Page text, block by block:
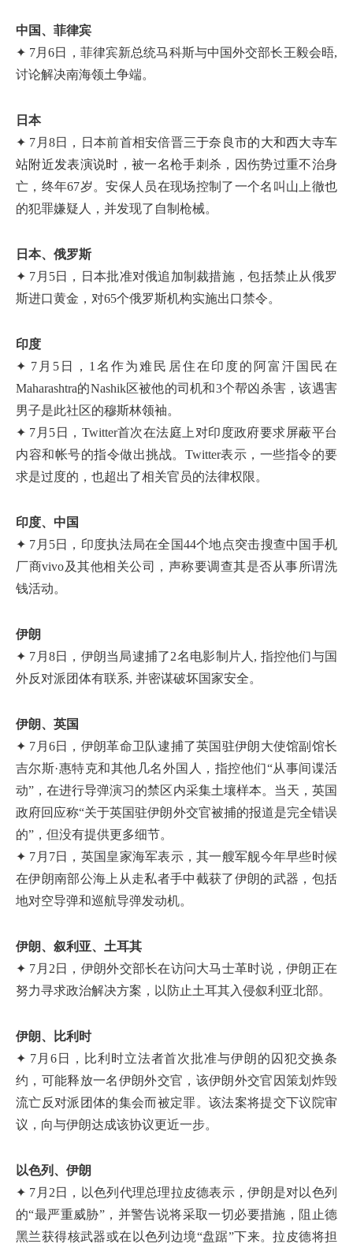
中国、菲律宾
✦ 7月6日，菲律宾新总统马科斯与中国外交部长王毅会晤,
讨论解决南海领土争端。
日本
✦ 7月8日，日本前首相安倍晋三于奈良市的大和西大寺车
站附近发表演说时 ，被一名枪手刺杀，因伤势过重不治身
亡，终年67岁。安保人员在现场控制了一个名叫山上徹也
的犯罪嫌疑人，并发现了自制枪械。
日本、俄罗斯
✦ 7月5日，日本批准对俄追加制裁措施，包括禁止从俄罗
斯进口黄金，对65个俄罗斯机构实施出口禁令。
印度
✦ 7月5日，1名作为难民居住在印度的阿富汗国民在
Maharashtra的Nashik区被他的司机和3个帮凶杀害，该遇害
男子是此社区的穆斯林领袖。
✦ 7月5日，Twitter首次在法庭上对印度政府要求屏蔽平台
内容和帐号的指令做出挑战。Twitter表示，一些指令的要
求是过度的，也超出了相关官员的法律权限。
印度、中国
✦ 7月5日，印度执法局在全国44个地点突击搜查中国手机
厂商vivo及其他相关公司，声称要调查其是否从事所谓洗
钱活动。
伊朗
✦ 7月8日，伊朗当局逮捕了2名电影制片人, 指控他们与国
外反对派团体有联系, 并密谋破坏国家安全。
伊朗、英国
✦ 7月6日，伊朗革命卫队逮捕了英国驻伊朗大使馆副馆长
吉尔斯·惠特克和其他几名外国人，指控他们“从事间谍活
动”，在进行导弹演习的禁区内采集土壤样本。当天，英国
政府回应称“关于英国驻伊朗外交官被捕的报道是完全错误
的”，但没有提供更多细节。
✦ 7月7日，英国皇家海军表示，其一艘军舰今年早些时候
在伊朗南部公海上从走私者手中截获了伊朗的武器，包括
地对空导弹和巡航导弹发动机。
伊朗、叙利亚、土耳其
✦ 7月2日，伊朗外交部长在访问大马士革时说，伊朗正在
努力寻求政治解决方案，以防止土耳其入侵叙利亚北部。
伊朗、比利时
✦ 7月6日，比利时立法者首次批准与伊朗的囚犯交换条
约，可能释放一名伊朗外交官，该伊朗外交官因策划炸毁
流亡反对派团体的集会而被定罪。该法案将提交下议院审
议，向与伊朗达成该协议更近一步。
以色列、伊朗
✦ 7月2日，以色列代理总理拉皮德表示，伊朗是对以色列
的“最严重威胁”，并警告说将采取一切必要措施，阻止德
黑兰获得核武器或在以色列边境“盘踞”下来。拉皮德将担